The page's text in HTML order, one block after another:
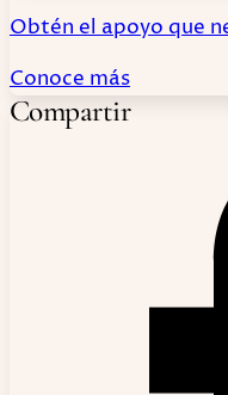
Obtén el apoyo que
Conoce más
Compartir